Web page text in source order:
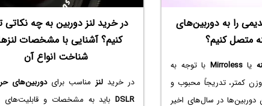
ا
س
ی
ن
را به دوربین‌های
متصل کنیم؟
یاMirroless با توجه به
وزن کمتر، تدریجاً محبوب و
در سال‌های اخیر
در خرید لنز دوربین به چه نکاتی
کنیم؟ آشنایی با مشخصات
شناخت انواع آن
در خرید لنز مناسب برایدوربین‌های
DSLRباید به مشخصات و قابلیت‌های